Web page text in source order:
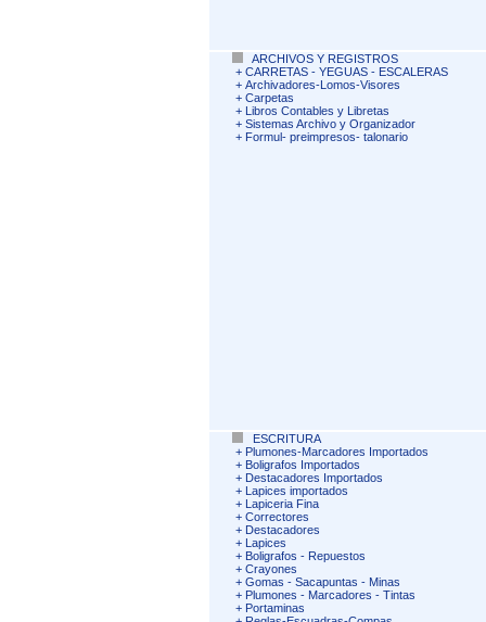
ARCHIVOS Y REGISTROS
+ CARRETAS - YEGUAS - ESCALERAS
+ Archivadores-Lomos-Visores
+ Carpetas
+ Libros Contables y Libretas
+ Sistemas Archivo y Organizador
+ Formul- preimpresos- talonario
ESCRITURA
+ Plumones-Marcadores Importados
+ Boligrafos Importados
+ Destacadores Importados
+ Lapices importados
+ Lapiceria Fina
+ Correctores
+ Destacadores
+ Lapices
+ Boligrafos - Repuestos
+ Crayones
+ Gomas - Sacapuntas - Minas
+ Plumones - Marcadores - Tintas
+ Portaminas